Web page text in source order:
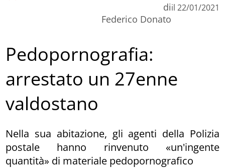
di
Federico Donato
il 22/01/2021
Pedopornografia:
arrestato un 27enne
valdostano
Nella sua abitazione, gli agenti della Polizia
postale hanno rinvenuto «un'ingente
quantità» di materiale pedopornografico